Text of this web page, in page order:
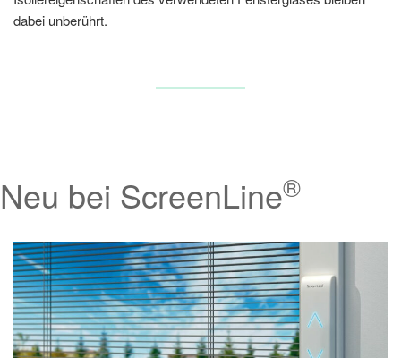
dabei unberührt.
Neu bei ScreenLine®